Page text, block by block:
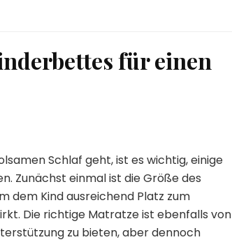
für einen
Schlaf geht, ist es wichtig, einige
Zunächst einmal ist die Größe des
dem Kind ausreichend Platz zum
Die richtige Matratze ist ebenfalls von
zu bieten, aber dennoch